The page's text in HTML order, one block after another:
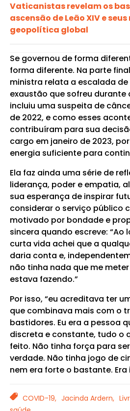
Vaticanistas revelam os
ascensão de Leão XIV e
geopolítica global
Se governou de forma
forma diferente. Na parte
ministra relata a escalada
exaustão que sofreu durante
incluiu uma suspeita de
de 2022, e como esses
contribuíram para sua
cargo em janeiro de 2023,
energia suficiente para
Ela faz ainda uma série de
liderança, poder e empatia,
sua esperança de inspirar
considerar o serviço público
motivado por bondade e
sincera quando escreve: “Ao
curta vida achei que a
daria conta e,
não tinha nada que me
estava fazendo.”
Por isso, “eu acreditava ter
que combinava mais com o
bastidores. Eu era a pessoa
discreta e constante, tudo o
feito. Não tinha força para
verdade. Não tinha jogo de
nem era forte o bastante. Era
TAGSCOVID-19, Jacinda Ardern,